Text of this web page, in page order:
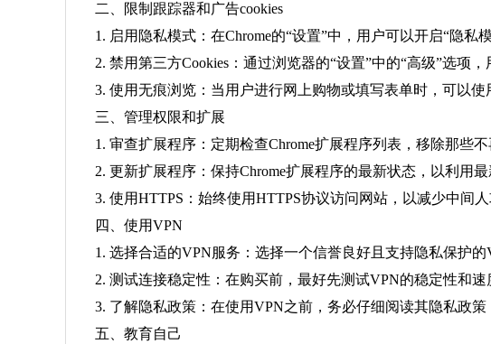
二、限制跟踪器和广告cookies
1. 启用隐私模式：在Chrome的“设置”中，用户可以开启“隐私
2. 禁用第三方Cookies：通过浏览器的“设置”中的“高级”选项
3. 使用无痕浏览：当用户进行网上购物或填写表单时，可以
三、管理权限和扩展
1. 审查扩展程序：定期检查Chrome扩展程序列表，移除那些
2. 更新扩展程序：保持Chrome扩展程序的最新状态，以利用
3. 使用HTTPS：始终使用HTTPS协议访问网站，以减少中间人
四、使用VPN
1. 选择合适的VPN服务：选择一个信誉良好且支持隐私保护
2. 测试连接稳定性：在购买前，最好先测试VPN的稳定性和
3. 了解隐私政策：在使用VPN之前，务必仔细阅读其隐私政
五、教育自己